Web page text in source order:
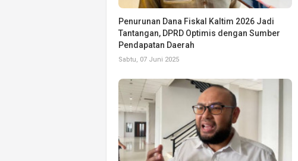
Penurunan Dana Fiskal Kaltim 2026 Jadi
Tantangan, DPRD Optimis dengan Sumber
Pendapatan Daerah
Sabtu, 07 Juni 2025